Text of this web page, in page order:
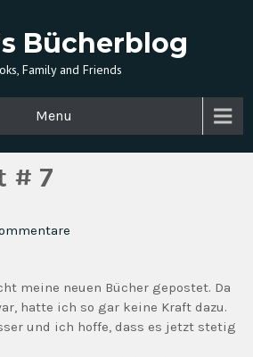
Bücherblog
Family and Friends
Menu
# 7
meine neuen Bücher gepostet. Da
hatte ich so gar keine Kraft dazu.
und ich hoffe, dass es jetzt stetig